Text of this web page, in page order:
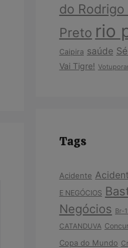
do Rodrigo
Preto rio
Caipira saúde
Vai Tigre!
Tags
Acidente
E NEGÓCIOS
Negócios Br-
CATANDUVA
Copa do Mundo